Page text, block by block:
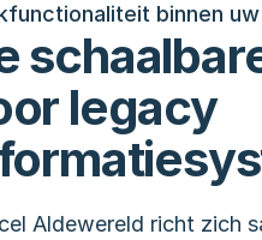
binnen
legacy
Aldewereld richt zich